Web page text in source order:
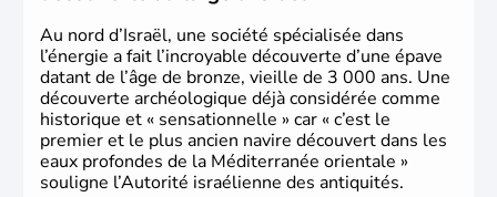
Au nord d’Israël, une société spécialisée dans
l’énergie a fait l’incroyable découverte d’une épave
datant de l’âge de bronze, vieille de 3 000 ans. Une
découverte archéologique déjà considérée comme
historique et « sensationnelle » car « c’est le
premier et le plus ancien navire découvert dans les
eaux profondes de la Méditerranée orientale »
souligne l’Autorité israélienne des antiquités.